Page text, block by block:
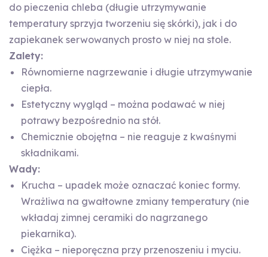
do pieczenia chleba (długie utrzymywanie
temperatury sprzyja tworzeniu się skórki), jak i do
zapiekanek serwowanych prosto w niej na stole.
Zalety:
Równomierne nagrzewanie i długie utrzymywanie
ciepła.
Estetyczny wygląd – można podawać w niej
potrawy bezpośrednio na stół.
Chemicznie obojętna – nie reaguje z kwaśnymi
składnikami.
Wady:
Krucha – upadek może oznaczać koniec formy.
Wrażliwa na gwałtowne zmiany temperatury (nie
wkładaj zimnej ceramiki do nagrzanego
piekarnika).
Ciężka – nieporęczna przy przenoszeniu i myciu.